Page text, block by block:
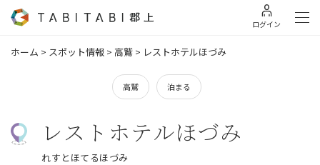
ログイン
ホーム > スポット情報 > 高鷲 > レストホテルほづみ
高鷲 泊まる
レストホテルほづみ
れすとほてるほづみ